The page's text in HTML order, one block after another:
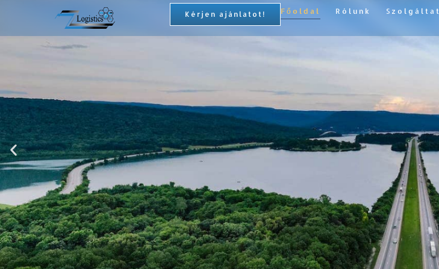
Kérjen ajánlatot! Főoldal Rólunk